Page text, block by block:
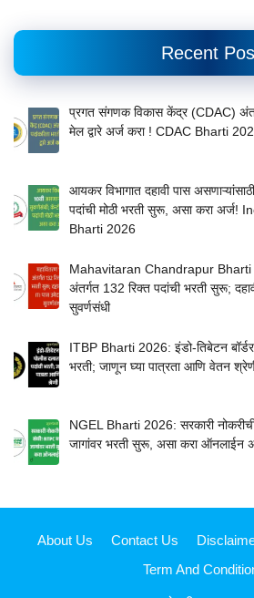
Recent
प्रगत संगणक विकास केंद्र (CDAC)
मेल द्वारे अर्ज करा ! CDAC Bharti
आयकर विभागात दहावी पास
पदांची मोठी भरती सुरू, असा करा
Bharti 2026
Mahavitaran Chandrapur Bharti
अंतर्गत 132 रिक्त पदांची भरती सुरू;
सुवर्णसंधी
ITBP Bharti 2026: इंडो-तिबेटन बॉर्डर
भरती; जाणून घ्या पात्रता आणि वेतन
NGEL Bharti 2026: सरकारी
जागांवर भरती सुरू, असा करा ऑनलाईन
About Us Contact Us
Term And